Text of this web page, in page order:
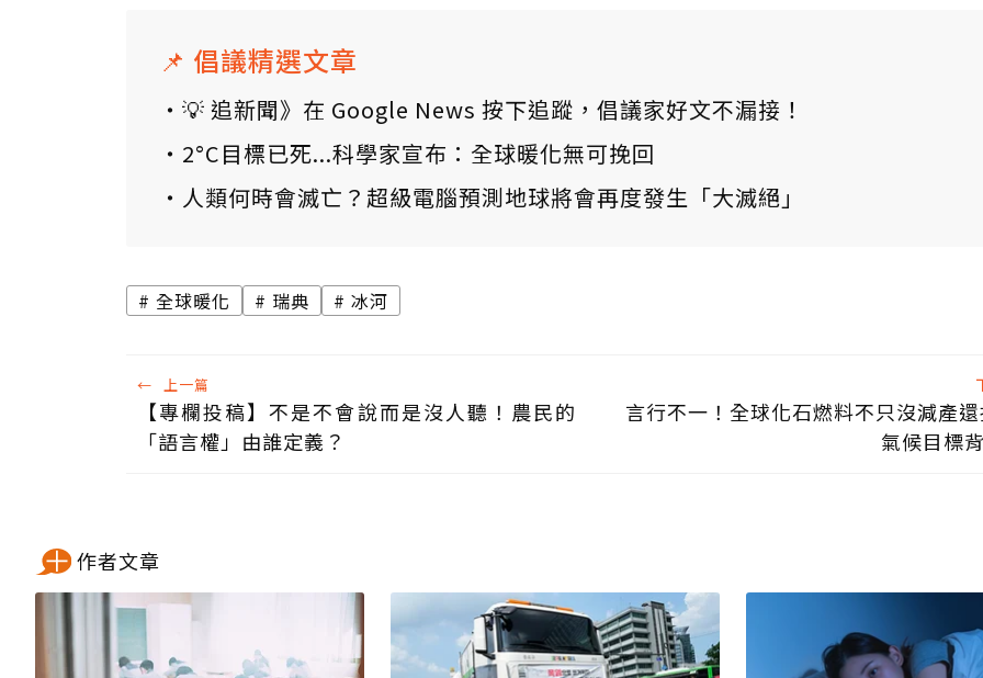
📌 倡議精選文章
💡 追新聞》在 Google News 按下追蹤，倡議家好文不漏接！
2°C目標已死...科學家宣布：全球暖化無可挽回
人類何時會滅亡？超級電腦預測地球將會再度發生「大滅絕」
全球暖化 瑞典 冰河
← 上一篇
【專欄投稿】不是不會說而是沒人聽！農民的
「語言權」由誰定義？
言行不一！全球化石燃料不只沒減產
氣候目標
作者文章